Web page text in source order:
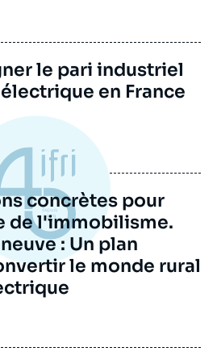
le pari industriel
en France
concrètes pour
de l'immobilisme.
: Un plan
le monde rural